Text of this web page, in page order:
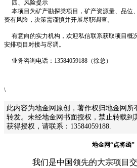
四、风险提示
本项目为矿产勘探类项目，矿产资源量、品位
资有风险，决策需谨慎并开展尽职调查。
有意向的实力机构，欢迎私信联系获取项目概
安排项目对接与尽调。
业务咨询电话：13584059188（徐总）
\
此内容为地金网原创，著作权归地金网所
转发。未经地金网书面授权，禁止转载
获得授权，请联系：13584059188.
地金网“点将函”
我们是中国领先的大宗项目